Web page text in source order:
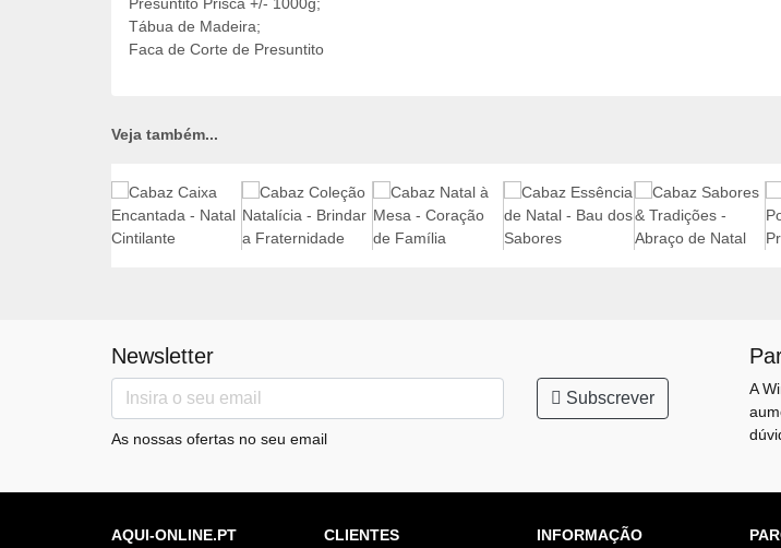
Presuntito Prisca +/- 1000g;
Tábua de Madeira;
Faca de Corte de Presuntito
Veja também...
Newsletter
Subscrever
As nossas ofertas no seu email
A
AQUI-ONLINE.PT CLIENTES INFORMAÇÃO